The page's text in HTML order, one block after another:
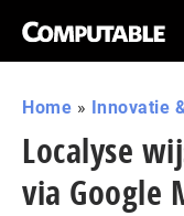
Home » Innovatie
Localyse
via Google